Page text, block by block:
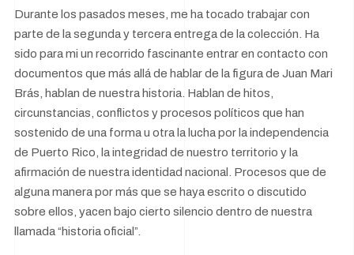
Durante los pasados meses, me ha tocado trabajar con
parte de la segunda y tercera entrega de la colección. Ha
sido para mi un recorrido fascinante entrar en contacto con
documentos que más allá de hablar de la figura de Juan Mari
Brás, hablan de nuestra historia. Hablan de hitos,
circunstancias, conflictos y procesos políticos que han
sostenido de una forma u otra la lucha por la independencia
de Puerto Rico, la integridad de nuestro territorio y la
afirmación de nuestra identidad nacional. Procesos que de
alguna manera por más que se haya escrito o discutido
sobre ellos, yacen bajo cierto silencio dentro de nuestra
llamada “historia oficial”.